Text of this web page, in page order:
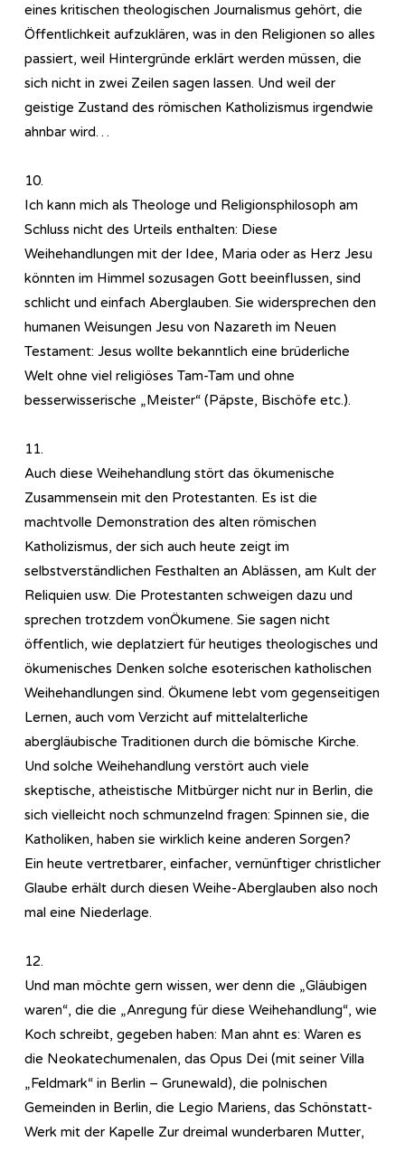
eines kritischen theologischen Journalismus gehört, die
Öffentlichkeit aufzuklären, was in den Religionen so alles
passiert, weil Hintergründe erklärt werden müssen, die
sich nicht in zwei Zeilen sagen lassen. Und weil der
geistige Zustand des römischen Katholizismus irgendwie
ahnbar wird…
10.
Ich kann mich als Theologe und Religionsphilosoph am
Schluss nicht des Urteils enthalten: Diese
Weihehandlungen mit der Idee, Maria oder as Herz Jesu
könnten im Himmel sozusagen Gott beeinflussen, sind
schlicht und einfach Aberglauben. Sie widersprechen den
humanen Weisungen Jesu von Nazareth im Neuen
Testament: Jesus wollte bekanntlich eine brüderliche
Welt ohne viel religiöses Tam-Tam und ohne
besserwisserische „Meister“ (Päpste, Bischöfe etc.).
11.
Auch diese Weihehandlung stört das ökumenische
Zusammensein mit den Protestanten. Es ist die
machtvolle Demonstration des alten römischen
Katholizismus, der sich auch heute zeigt im
selbstverständlichen Festhalten an Ablässen, am Kult der
Reliquien usw. Die Protestanten schweigen dazu und
sprechen trotzdem vonÖkumene. Sie sagen nicht
öffentlich, wie deplatziert für heutiges theologisches und
ökumenisches Denken solche esoterischen katholischen
Weihehandlungen sind. Ökumene lebt vom gegenseitigen
Lernen, auch vom Verzicht auf mittelalterliche
abergläubische Traditionen durch die bömische Kirche.
Und solche Weihehandlung verstört auch viele
skeptische, atheistische Mitbürger nicht nur in Berlin, die
sich vielleicht noch schmunzelnd fragen: Spinnen sie, die
Katholiken, haben sie wirklich keine anderen Sorgen?
Ein heute vertretbarer, einfacher, vernünftiger christlicher
Glaube erhält durch diesen Weihe-Aberglauben also noch
mal eine Niederlage.
12.
Und man möchte gern wissen, wer denn die „Gläubigen
waren“, die die „Anregung für diese Weihehandlung“, wie
Koch schreibt, gegeben haben: Man ahnt es: Waren es
die Neokatechumenalen, das Opus Dei (mit seiner Villa
„Feldmark“ in Berlin – Grunewald), die polnischen
Gemeinden in Berlin, die Legio Mariens, das Schönstatt-
Werk mit der Kapelle Zur dreimal wunderbaren Mutter,